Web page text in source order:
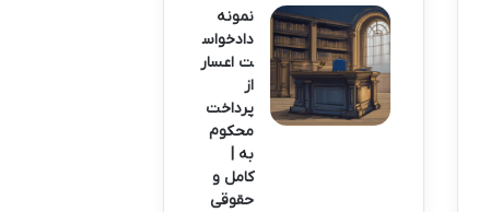
نمونه
دادخواس
ت اعسار
از
پرداخت
محکوم
به |
کامل و
حقوقی